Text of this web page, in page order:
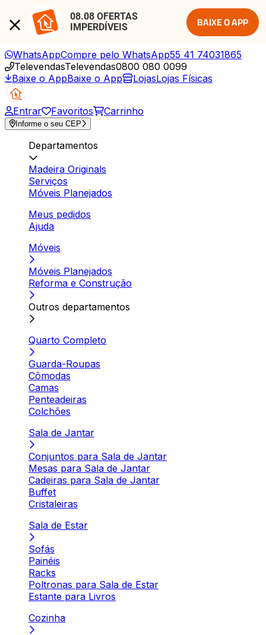
08.08 OFERTAS
IMPERDÍVEIS
BAIXE O APP
WhatsAppCompre pelo WhatsApp55 41 74031865
TelevendasTelevendas0800 080 0099
Baixe o AppBaixe o App LojasLojas Físicas
Entrar Favoritos Carrinho
Informe o seu CEP
Departamentos
Madeira Originals
Serviços
Móveis Planejados
Meus pedidos
Ajuda
Móveis
Móveis Planejados
Reforma e Construção
Outros departamentos
Quarto Completo
Guarda-Roupas
Cômodas
Camas
Penteadeiras
Colchões
Sala de Jantar
Conjuntos para Sala de Jantar
Mesas para Sala de Jantar
Cadeiras para Sala de Jantar
Buffet
Cristaleiras
Sala de Estar
Sofás
Painéis
Racks
Poltronas para Sala de Estar
Estante para Livros
Cozinha